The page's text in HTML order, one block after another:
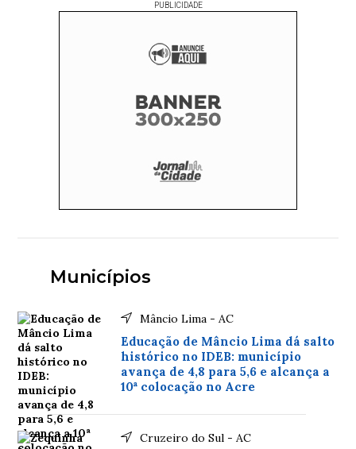
PUBLICIDADE
Municípios
Mâncio Lima - AC
Educação de Mâncio Lima dá salto
histórico no IDEB: município
avança de 4,8 para 5,6 e alcança a
10ª colocação no Acre
Cruzeiro do Sul - AC